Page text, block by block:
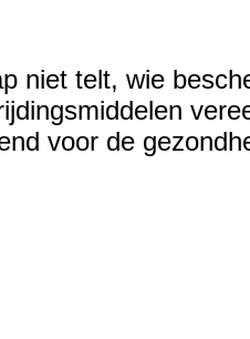
niet telt, wie
voor de